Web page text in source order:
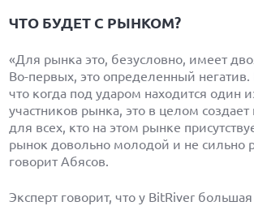
ЧТО БУДЕТ С РЫНКОМ?
«Для рынка это, безусловно, имеет
Во-первых, это определенный негатив.
что когда под ударом находится один
участников рынка, это в целом
для всех, кто на этом рынке
рынок довольно молодой и не сильно
говорит Абясов.
Эксперт говорит, что у BitRiver